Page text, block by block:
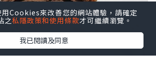
Cookies來改善您的網站體驗，請確定
之私隱政策和使用條款才可繼續瀏覽。
我已閱讀及同意